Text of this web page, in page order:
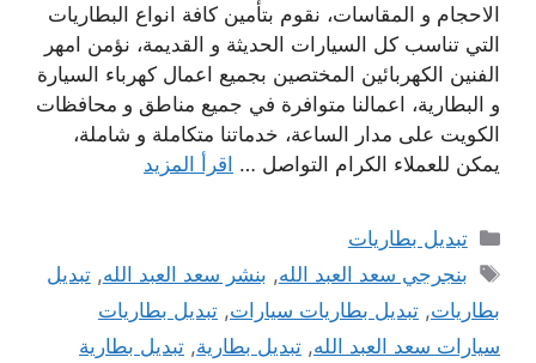
الاحجام و المقاسات، نقوم بتأمين كافة انواع البطاريات
التي تناسب كل السيارات الحديثة و القديمة، نؤمن امهر
الفنين الكهربائين المختصين بجميع اعمال كهرباء السيارة
و البطارية، اعمالنا متوافرة في جميع مناطق و محافظات
الكويت على مدار الساعة، خدماتنا متكاملة و شاملة،
يمكن للعملاء الكرام التواصل … اقرأ المزيد
التصنيفات
تبديل بطاريات
الوسوم
بنجرجي سعد العبد الله, بنشر سعد العبد الله,تبديل
بطاريات, تبديل بطاريات سيارات, تبديل بطاريات
سيارات سعد العبد الله, تبديل بطارية, تبديل بطارية